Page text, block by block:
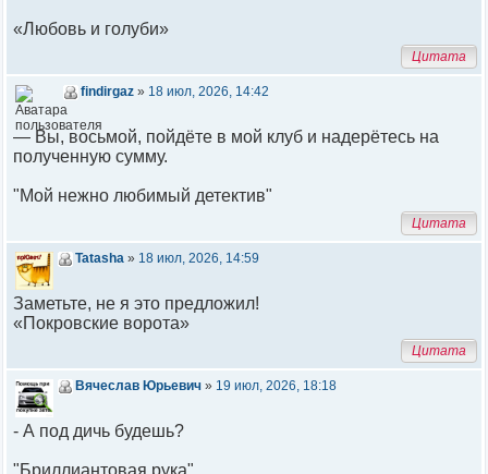
«Любовь и голуби»
Цитата
findirgaz » 18 июл, 2026, 14:42
— Вы, восьмой, пойдёте в мой клуб и надерётесь на
полученную сумму.
"Мой нежно любимый детектив"
Цитата
Tatasha » 18 июл, 2026, 14:59
Заметьте, не я это предложил!
«Покровские ворота»
Цитата
Вячеслав Юрьевич » 19 июл, 2026, 18:18
- А под дичь будешь?
"Бриллиантовая рука"